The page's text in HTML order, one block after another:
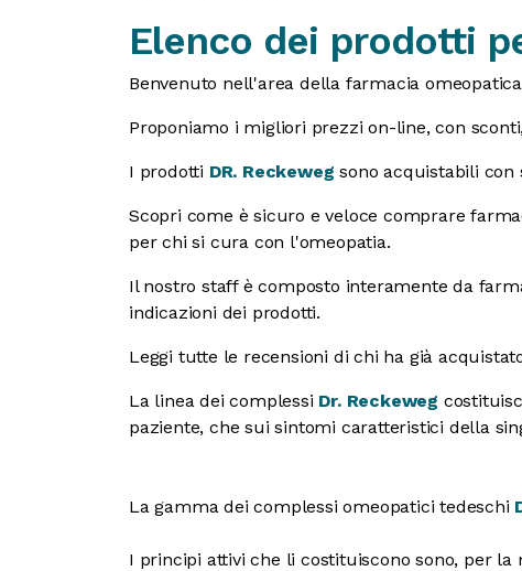
Elenco dei prodotti
Benvenuto nell'area della farmacia
Proponiamo i migliori prezzi on-line, con
I prodotti DR. Reckeweg sono acquistabili con
Scopri come è sicuro e veloce comprare
per chi si cura con l'omeopatia.
Il nostro staff è composto interamente da
indicazioni dei prodotti.
Leggi tutte le recensioni di chi ha già
La linea dei complessi Dr. Reckeweg
paziente, che sui sintomi caratteristici della
La gamma dei complessi omeopatici tedeschi
I principi attivi che li costituiscono sono, per la